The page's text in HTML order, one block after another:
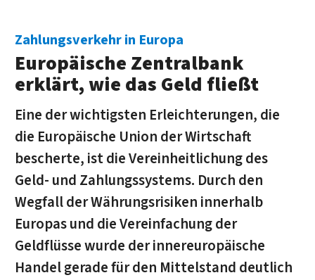
Zahlungsverkehr in Europa
Europäische Zentralbank
erklärt, wie das Geld fließt
Eine der wichtigsten Erleichterungen, die
die Europäische Union der Wirtschaft
bescherte, ist die Vereinheitlichung des
Geld- und Zah­lungs­sys­tems. Durch den
Wegfall der Währungsrisiken innerhalb
Europas und die Vereinfachung der
Geldflüsse wurde der in­ner­eu­ro­pä­ische
Handel gerade für den Mittelstand deutlich